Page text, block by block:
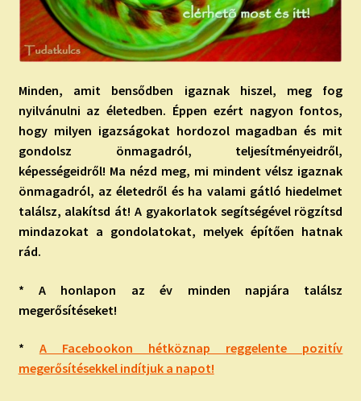
Minden, amit bensődben igaznak hiszel, meg fog
nyilvánulni az életedben. Éppen ezért nagyon fontos,
hogy milyen igazságokat hordozol magadban és mit
gondolsz önmagadról, teljesítményeidről,
képességeidről! Ma nézd meg, mi mindent vélsz igaznak
önmagadról, az életedről és ha valami gátló hiedelmet
találsz, alakítsd át! A gyakorlatok segítségével rögzítsd
mindazokat a gondolatokat, melyek építően hatnak
rád.
* A honlapon az év minden napjára találsz
megerősítéseket!
* A Facebookon hétköznap reggelente pozitív
megerősítésekkel indítjuk a napot!